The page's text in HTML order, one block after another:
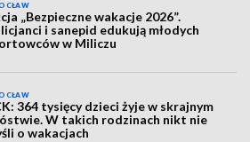
„Bezpieczne wakacje 2026”.
i sanepid edukują młodych
w Miliczu
364 tysięcy dzieci żyje w skrajnym
W takich rodzinach nikt nie
o wakacjach